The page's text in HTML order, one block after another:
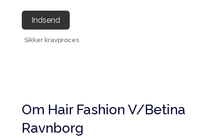
Indsend
Sikker kravproces
Om Hair Fashion V/Betina
Ravnborg